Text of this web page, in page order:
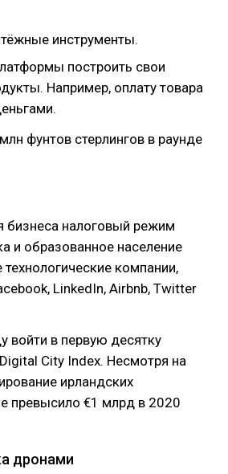
инструменты.
построить свои
Например, оплату товара
фунтов стерлингов в раунде
бизнеса налоговый режим
и образованное население
компании,
LinkedIn, Airbnb, Twitter
войти в первую десятку
City Index. Несмотря на
ирландских
превысило €1 млрд в 2020
дронами